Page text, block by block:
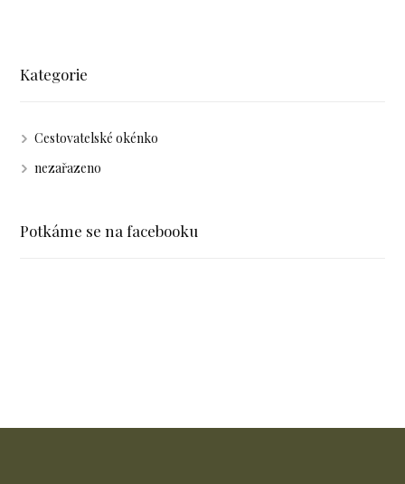
Kategorie
Cestovatelské okénko
nezařazeno
Potkáme se na facebooku